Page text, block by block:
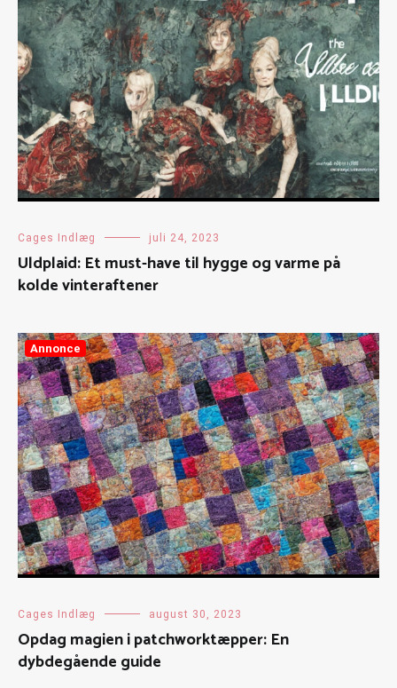
Cages Indlæg juli 24, 2023
Uldplaid: Et must-have til hygge og varme på
kolde vinteraftener
Annonce
Cages Indlæg august 30, 2023
Opdag magien i patchworktæpper: En
dybdegående guide